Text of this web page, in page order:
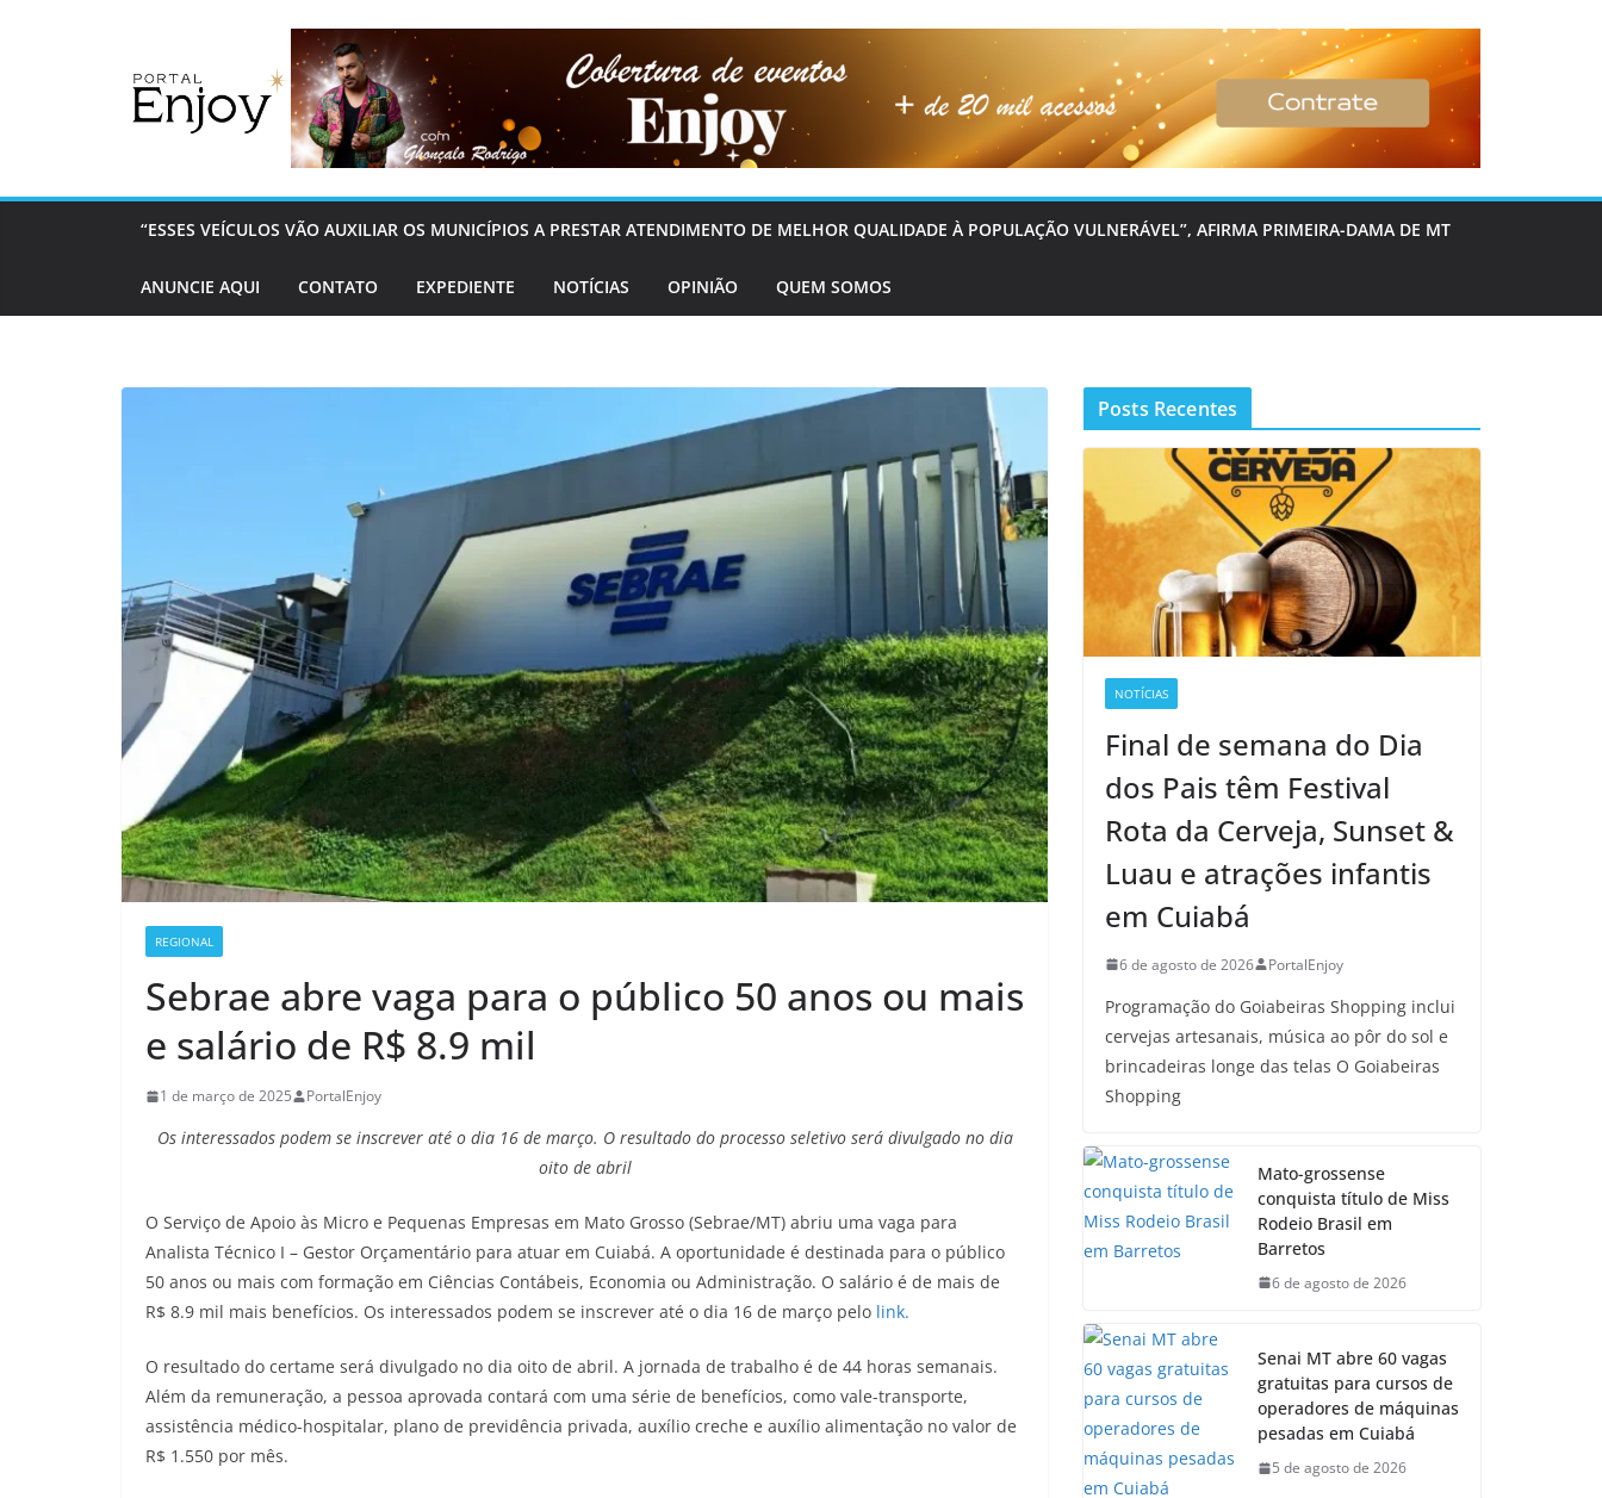
“ESSES VEÍCULOS VÃO AUXILIAR OS MUNICÍPIOS A PRESTAR ATENDIMENTO DE MELHOR QUALIDADE À POPULAÇÃO VULNERÁVEL”, AFIRMA PRIMEIRA-DAMA DE MT
ANUNCIE AQUI CONTATO EXPEDIENTE NOTÍCIAS OPINIÃO QUEM SOMOS
REGIONAL
Sebrae abre vaga para o público 50 anos ou mais
e salário de R$ 8.9 mil
1 de março de 2025 PortalEnjoy
Os interessados podem se inscrever até o dia 16 de março. O resultado do processo seletivo será divulgado no dia
oito de abril
O Serviço de Apoio às Micro e Pequenas Empresas em Mato Grosso (Sebrae/MT) abriu uma vaga para
Analista Técnico I – Gestor Orçamentário para atuar em Cuiabá. A oportunidade é destinada para o público
50 anos ou mais com formação em Ciências Contábeis, Economia ou Administração. O salário é de mais de
R$ 8.9 mil mais benefícios. Os interessados podem se inscrever até o dia 16 de março pelo link.
O resultado do certame será divulgado no dia oito de abril. A jornada de trabalho é de 44 horas semanais.
Além da remuneração, a pessoa aprovada contará com uma série de benefícios, como vale-transporte,
assistência médico-hospitalar, plano de previdência privada, auxílio creche e auxílio alimentação no valor de
R$ 1.550 por mês.
Posts Recentes
NOTÍCIAS
Final de semana do Dia
dos Pais têm Festival
Rota da Cerveja, Sunset &
Luau e atrações infantis
em Cuiabá
6 de agosto de 2026 PortalEnjoy
Programação do Goiabeiras Shopping inclui
cervejas artesanais, música ao pôr do sol e
brincadeiras longe das telas O Goiabeiras
Shopping
Mato-grossense
conquista título de Miss
Rodeio Brasil em
Barretos
6 de agosto de 2026
Senai MT abre 60 vagas
gratuitas para cursos de
operadores de máquinas
pesadas em Cuiabá
5 de agosto de 2026